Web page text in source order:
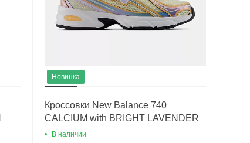
Новинка
Кроссовки New Balance 740
CALCIUM with BRIGHT LAVENDER
В наличии